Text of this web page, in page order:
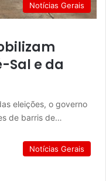
Notícias Gerais
Sal e da
eleições, o governo
de barris de…
Notícias Gerais